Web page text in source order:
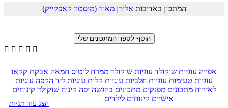
המתכון באדיבות אלירן מאור (מיסטר קאפקייק)
    
אפייה עוגיות שוקולד עוגיות שוקולד ממרח לוטוס חמאה אבקת קקאו
עוגיות טעימות עוגיות חלביות עוגיות קלות עוגיות ליד הקפה עוגיות
לאירוח מתכונים מפנקים מתכונים בהגשה יפה קינוח שוקולד קינוחים
אישיים קינוחים לילדים
הצג עוד תגיות